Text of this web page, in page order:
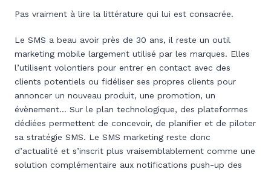
Pas vraiment à lire la littérature qui lui est consacrée.
Le SMS a beau avoir près de 30 ans, il reste un outil
marketing mobile largement utilisé par les marques. Elles
l’utilisent volontiers pour entrer en contact avec des
clients potentiels ou fidéliser ses propres clients pour
annoncer un nouveau produit, une promotion, un
évènement… Sur le plan technologique, des plateformes
dédiées permettent de concevoir, de planifier et de piloter
sa stratégie SMS. Le SMS marketing reste donc
d’actualité et s’inscrit plus vraisemblablement comme une
solution complémentaire aux notifications push-up des